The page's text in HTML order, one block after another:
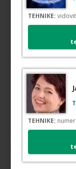
TEHNIKE:
TEHNIKE: